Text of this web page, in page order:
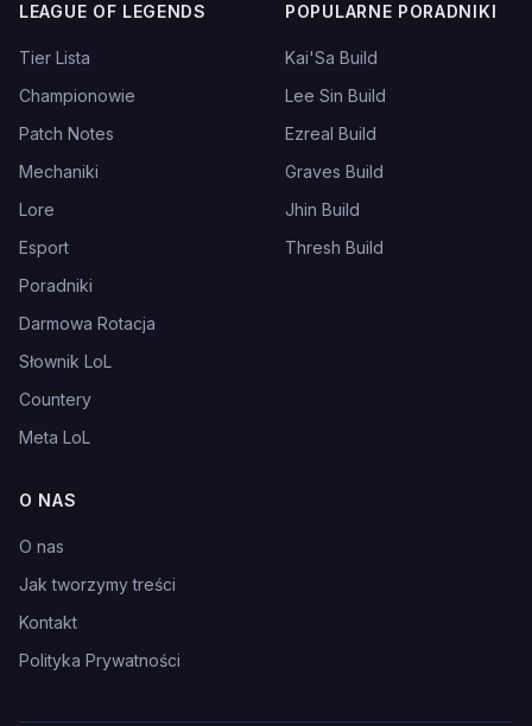
LEAGUE OF LEGENDS
Tier Lista
Championowie
Patch Notes
Mechaniki
Lore
Esport
Poradniki
Darmowa Rotacja
Słownik LoL
Countery
Meta LoL
POPULARNE PORADNIKI
Kai'Sa Build
Lee Sin Build
Ezreal Build
Graves Build
Jhin Build
Thresh Build
O NAS
O nas
Jak tworzymy treści
Kontakt
Polityka Prywatności